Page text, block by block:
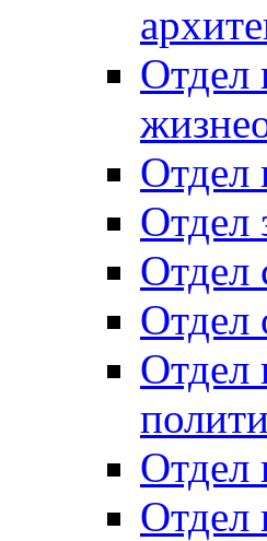
Отдел
Отдел
Отдел
Отдел
Отдел
Отдел
Отдел